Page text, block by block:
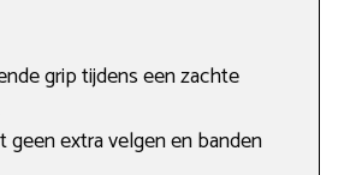
grip tijdens een zachte
geen extra velgen en banden